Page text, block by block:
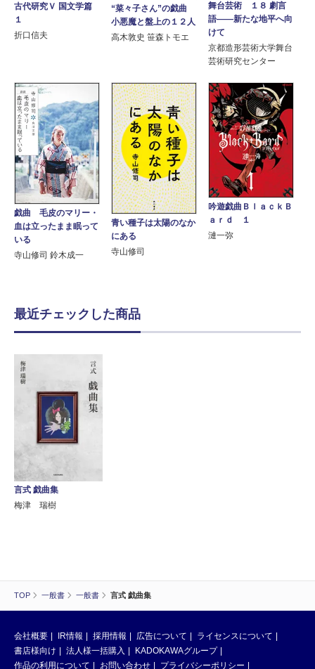
TOP 一般書 一般書 言式 戯曲集
古代研究Ｖ 国文学篇
１
折口信夫
“菜々子さん”の戯曲
小悪魔と盤上の１２人
高木敦史 笹森トモエ
舞台芸術 １８ 劇言
語――新たな地平へ向
けて
京都造形芸術大学舞台
芸術研究センター
戯曲 毛皮のマリー・
血は立ったまま眠って
いる
寺山修司 鈴木成一
青い種子は太陽のなか
にある
寺山修司
吟遊戯曲ＢｌａｃｋＢ
ａｒｄ １
漣一弥
最近チェックした商品
言式 戯曲集
梅津 瑞樹
会社概要 IR情報 採用情報 広告について
ライセンスについて
書店様向け
法人様一括購入
KADOKAWAグループ
作品の利用について
お問い合わせ プライバシーポリシー